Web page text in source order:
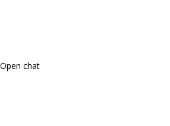
Open chat